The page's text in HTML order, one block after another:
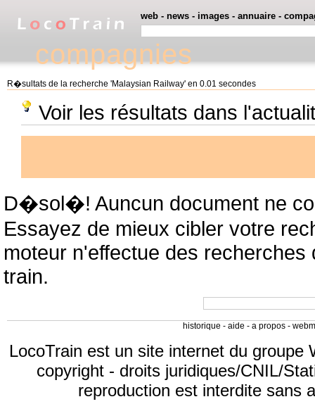
compagnies
web - news - images - annuaire -
R�sultats de la recherche 'Malaysian Railway' en 0.01 secondes
Voir les résultats dans
D�sol�! Auncun document ne
Essayez de mieux cibler votre
moteur n'effectue des recherches
train.
historique - aide - a propos-
LocoTrain est un site internet du groupe
copyright- droits juridiques/CNIL/
reproduction est interdite sans